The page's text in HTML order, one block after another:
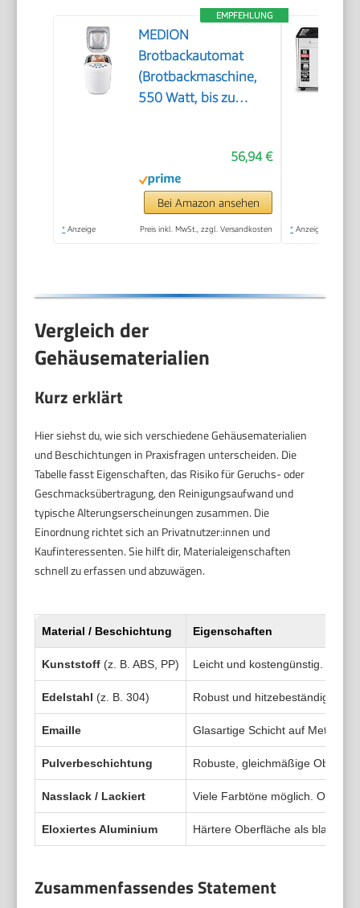
EMPFEHLUNG
MEDION
Brotbackautomat
(Brotbackmaschine,
550 Watt, bis zu
Bräunungsgrade,
Warmhaltefunktion,
Zeitvorwahl MD
11011)
56,94 €
Bei Amazon ansehen
* Anzeige Preis inkl. MwSt., zzgl. Versandkosten * Anzeige
Vergleich der
Gehäusematerialien
Kurz erklärt
Hier siehst du, wie sich verschiedene Gehäusematerialien
und Beschichtungen in Praxisfragen unterscheiden. Die
Tabelle fasst Eigenschaften, das Risiko für Geruchs- oder
Geschmacksübertragung, den Reinigungsaufwand und
typische Alterungserscheinungen zusammen. Die
Einordnung richtet sich an Privatnutzer:innen und
Kaufinteressenten. Sie hilft dir, Materialeigenschaften
schnell zu erfassen und abzuwägen.
Material / Beschichtung Eigenschaften
Kunststoff (z. B. ABS, PP) Leicht und kostengünstig. Gute
Edelstahl (z. B. 304) Robust und hitzebeständig.
Emaille Glasartige Schicht auf Metall.
Pulverbeschichtung Robuste, gleichmäßige
Nasslack / Lackiert Viele Farbtöne möglich.
Eloxiertes Aluminium Härtere Oberfläche als blankes
Zusammenfassendes Statement